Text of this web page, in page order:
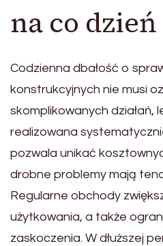
na co dzień
Codzienna dbałość o
konstrukcyjnych nie musi
skomplikowanych działań,
realizowana
pozwala unikać
drobne problemy mają
Regularne obchody
użytkowania, a także
zaskoczenia. W dłuższej